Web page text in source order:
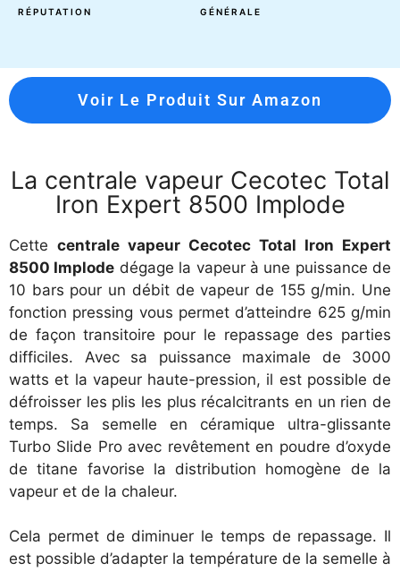
RÉPUTATION GÉNÉRALE
Voir Le Produit Sur Amazon
La centrale vapeur Cecotec Total
Iron Expert 8500 Implode
Cette centrale vapeur Cecotec Total Iron Expert
8500 Implode dégage la vapeur à une puissance de
10 bars pour un débit de vapeur de 155 g/min. Une
fonction pressing vous permet d’atteindre 625 g/min
de façon transitoire pour le repassage des parties
difficiles. Avec sa puissance maximale de 3000
watts et la vapeur haute-pression, il est possible de
défroisser les plis les plus récalcitrants en un rien de
temps. Sa semelle en céramique ultra-glissante
Turbo Slide Pro avec revêtement en poudre d’oxyde
de titane favorise la distribution homogène de la
vapeur et de la chaleur.
Cela permet de diminuer le temps de repassage. Il
est possible d’adapter la température de la semelle à